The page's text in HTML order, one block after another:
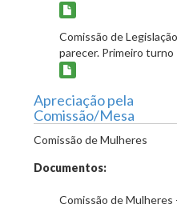
Comissão de
parecer. Primeiro turno
Apreciação pela
Comissão/Mesa
Comissão de Mulheres
Documentos:
Comissão de